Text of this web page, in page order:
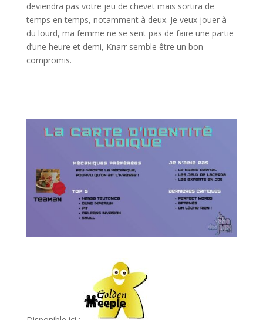
deviendra pas votre jeu de chevet mais sortira de
temps en temps, notamment à deux. Je veux jouer à
du lourd, ma femme ne se sent pas de faire une partie
d’une heure et demi, Knarr semble être un bon
compromis.